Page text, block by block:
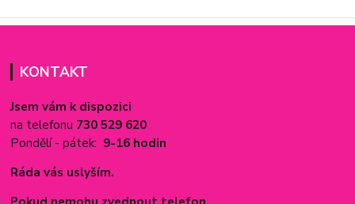
KONTAKT
Jsem vám k dispozici
na telefonu 730 529 620
Pondělí - pátek: 9-16 hodin
Ráda vás uslyším.